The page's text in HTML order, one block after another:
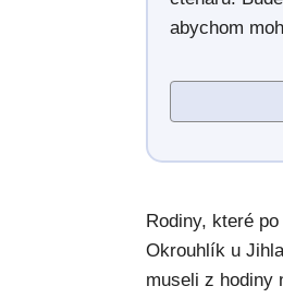
abychom
Rodiny, které
Okrouhlík u
museli z hodiny